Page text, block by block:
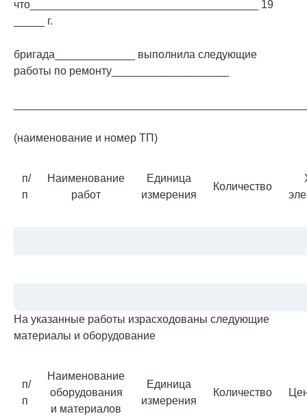
что_____________________________________ 19
_____ г.
бригада_____________ выполнила следующие
работы по ремонту___________________
(наименование и номер ТП)
п/
п
Наименование
работ
Единица
измерения
Количество
На указанные работы израсходованы следующие
материалы и оборудование
п/
п
Наименование
оборудования
и материалов
Единица
измерения
Количество